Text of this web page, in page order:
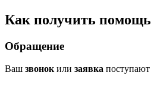
Как получить
Обращение
Ваш звонокили заявка